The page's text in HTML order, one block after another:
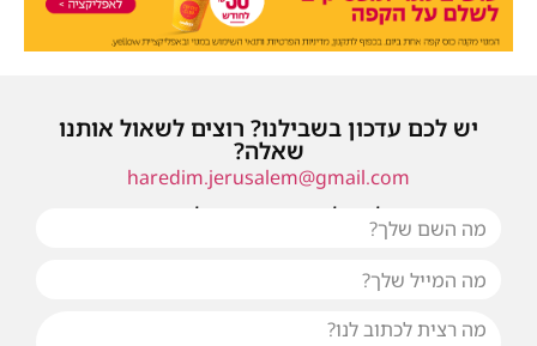
יש לכם עדכון בשבילנו? רוצים לשאול אותנו
שאלה?
haredim.jerusalem@gmail.com
או שילחו אלינו פנייה ונחזור אליכם בהקדם